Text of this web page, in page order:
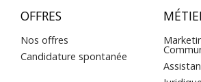
OFFRES
Nos offres
Candidature spontanée